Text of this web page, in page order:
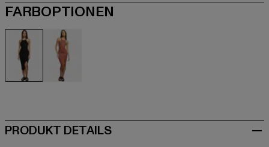
FARBOPTIONEN
PRODUKT DETAILS